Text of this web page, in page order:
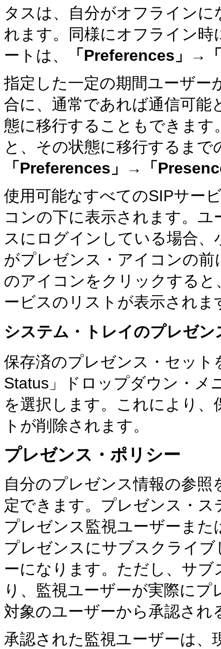
タスは、自分がオフライン
れます。同様にオフライン
ートは、
「Preferences」 →
指定した一定の期間ユーザー
合に、通常であれば通信可能
態に移行することもできま
と、その状態に移行するま
「Preferences」→「
使用可能なすべてのSIPサー
コンの下に表示されます。
スにログインしている場合
がプレゼンス・アイコンの
のアイコンをクリックする
ービスのリストが表示されま
システム・トレイのプレゼ
保存済のプレゼンス・セット
Status」ドロップダウン・メ
を選択します。これにより
トが削除されます。
プレゼンス・ポリシー
自分のプレゼンス情報の参
定できます。プレゼンス・
プレゼンス監視ユーザーま
プレゼンスにサブスクライ
ーになります。ただし、サ
り、監視ユーザーが実際に
対象のユーザーから承認され
承認された監視ユーザーは